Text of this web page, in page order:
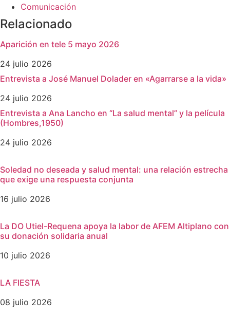
Comunicación
Relacionado
Aparición en tele 5 mayo 2026
24 julio 2026
Entrevista a José Manuel Dolader en «Agarrarse a la vida»
24 julio 2026
Entrevista a Ana Lancho en “La salud mental” y la película
(Hombres,1950)
24 julio 2026
Soledad no deseada y salud mental: una relación estrecha
que exige una respuesta conjunta
16 julio 2026
La DO Utiel-Requena apoya la labor de AFEM Altiplano con
su donación solidaria anual
10 julio 2026
LA FIESTA
08 julio 2026